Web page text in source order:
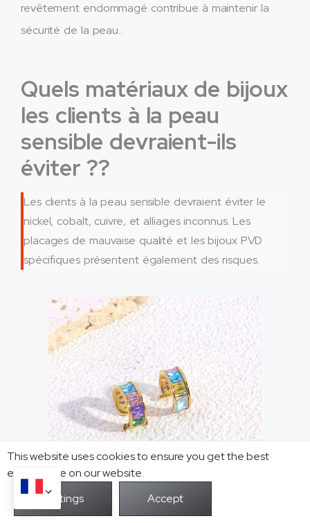
revêtement endommagé contribue à maintenir la
sécurité de la peau..
Quels matériaux de bijoux
les clients à la peau
sensible devraient-ils
éviter ??
Les clients à la peau sensible devraient éviter le
nickel, cobalt, cuivre, et alliages inconnus. Les
placages de mauvaise qualité et les bijoux PVD
spécifiques présentent également des risques.
This website uses cookies to ensure you get the best
exprerience on our website.